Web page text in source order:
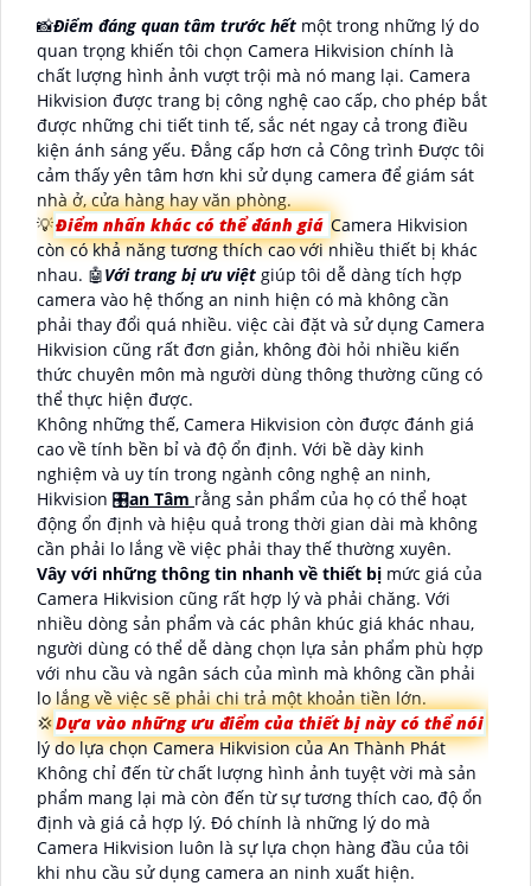
📸Điểm đáng quan tâm trước hết một trong những lý do
quan trọng khiến tôi chọn Camera Hikvision chính là
chất lượng hình ảnh vượt trội mà nó mang lại. Camera
Hikvision được trang bị công nghệ cao cấp, cho phép bắt
được những chi tiết tinh tế, sắc nét ngay cả trong điều
kiện ánh sáng yếu. Đẳng cấp hơn cả Công trình Được tôi
cảm thấy yên tâm hơn khi sử dụng camera để giám sát
nhà ở, cửa hàng hay văn phòng.
💡Điểm nhấn khác có thể đánh giá Camera Hikvision
còn có khả năng tương thích cao với nhiều thiết bị khác
nhau. 🤖️Với trang bị ưu việt giúp tôi dễ dàng tích hợp
camera vào hệ thống an ninh hiện có mà không cần
phải thay đổi quá nhiều. việc cài đặt và sử dụng Camera
Hikvision cũng rất đơn giản, không đòi hỏi nhiều kiến
thức chuyên môn mà người dùng thông thường cũng có
thể thực hiện được.
Không những thế, Camera Hikvision còn được đánh giá
cao về tính bền bỉ và độ ổn định. Với bề dày kinh
nghiệm và uy tín trong ngành công nghệ an ninh,
Hikvision 🎛an Tâm rằng sản phẩm của họ có thể hoạt
động ổn định và hiệu quả trong thời gian dài mà không
cần phải lo lắng về việc phải thay thế thường xuyên.
Vây với những thông tin nhanh về thiết bị mức giá của
Camera Hikvision cũng rất hợp lý và phải chăng. Với
nhiều dòng sản phẩm và các phân khúc giá khác nhau,
người dùng có thể dễ dàng chọn lựa sản phẩm phù hợp
với nhu cầu và ngân sách của mình mà không cần phải
lo lắng về việc sẽ phải chi trả một khoản tiền lớn.
💢Dựa vào những ưu điểm của thiết bị này có thể nói
lý do lựa chọn Camera Hikvision của An Thành Phát
Không chỉ đến từ chất lượng hình ảnh tuyệt vời mà sản
phẩm mang lại mà còn đến từ sự tương thích cao, độ ổn
định và giá cả hợp lý. Đó chính là những lý do mà
Camera Hikvision luôn là sự lựa chọn hàng đầu của tôi
khi nhu cầu sử dụng camera an ninh xuất hiện.